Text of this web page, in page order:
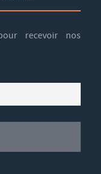
recevoir nos